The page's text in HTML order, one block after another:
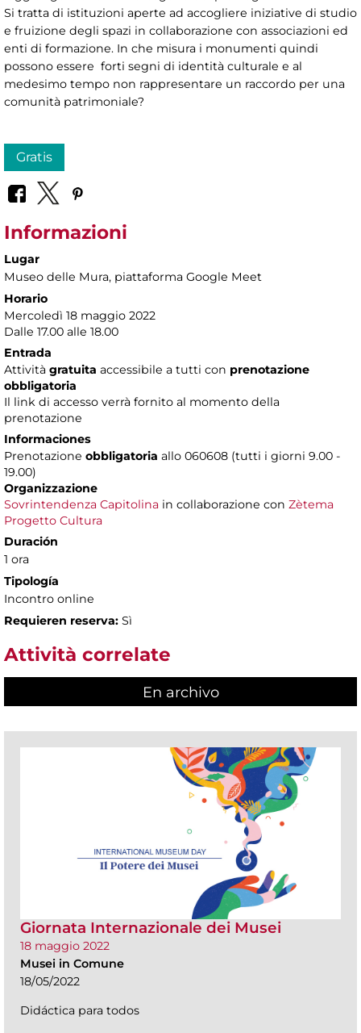
Si tratta di istituzioni aperte ad accogliere iniziative di studio
e fruizione degli spazi in collaborazione con associazioni ed
enti di formazione. In che misura i monumenti quindi
possono essere forti segni di identità culturale e al
medesimo tempo non rappresentare un raccordo per una
comunità patrimoniale?
Gratis
Informazioni
Lugar
Museo delle Mura, piattaforma Google Meet
Horario
Mercoledì 18 maggio 2022
Dalle 17.00 alle 18.00
Entrada
Attività gratuita accessibile a tutti con prenotazione
obbligatoria
Il link di accesso verrà fornito al momento della
prenotazione
Informaciones
Prenotazione obbligatoria allo 060608 (tutti i giorni 9.00 -
19.00)
Organizzazione
Sovrintendenza Capitolina in collaborazione con Zètema
Progetto Cultura
Duración
1 ora
Tipología
Incontro online
Requieren reserva: Sì
Attività correlate
En archivo
Giornata Internazionale dei Musei
18 maggio 2022
Musei in Comune
18/05/2022
Didáctica para todos